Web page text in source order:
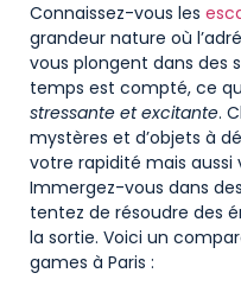
Connaissez-vous les
grandeur nature où
vous plongent dans des
temps est compté, ce
stressante et excitante.
mystères et d’objets à
votre rapidité mais aussi
Immergez-vous dans
tentez de résoudre des
la sortie. Voici un
games à Paris :